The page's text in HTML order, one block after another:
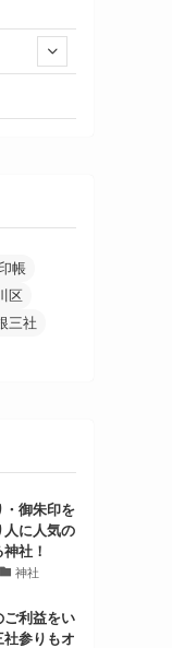
帳
区
三社
・御朱印を
人に人気の
社！
神社
ご利益をい
参りもオ